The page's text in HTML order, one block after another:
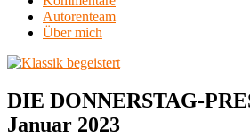
Autorenteam
Über mich
DIE DONNERSTAG-
Januar 2023